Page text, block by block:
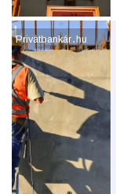
Privátbankár․hu